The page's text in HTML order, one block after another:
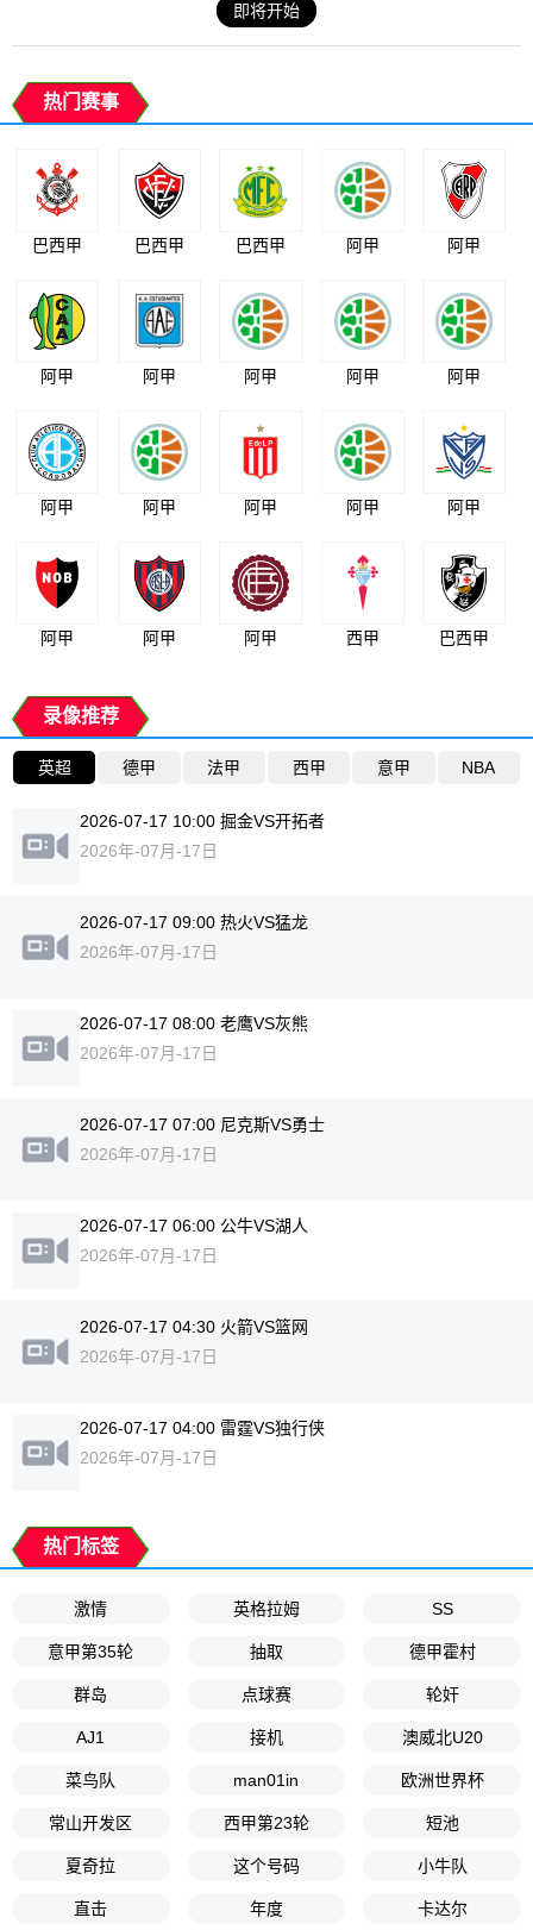
即将开始
热门赛事
巴西甲 巴西甲 巴西甲 阿甲 阿甲
阿甲 阿甲 阿甲 阿甲 阿甲
阿甲 阿甲 阿甲 阿甲 阿甲
阿甲 阿甲 阿甲 西甲 巴西甲
录像推荐
英超 德甲 法甲 西甲 意甲 NBA
2026-07-17 10:00 掘金VS开拓者
2026年-07月-17日
2026-07-17 09:00 热火VS猛龙
2026年-07月-17日
2026-07-17 08:00 老鹰VS灰熊
2026年-07月-17日
2026-07-17 07:00 尼克斯VS勇士
2026年-07月-17日
2026-07-17 06:00 公牛VS湖人
2026年-07月-17日
2026-07-17 04:30 火箭VS篮网
2026年-07月-17日
2026-07-17 04:00 雷霆VS独行侠
2026年-07月-17日
热门标签
激情 英格拉姆 SS
意甲第35轮 抽取 德甲霍村
群岛 点球赛 轮奸
AJ1 接机 澳威北U20
菜鸟队 man01in 欧洲世界杯
常山开发区 西甲第23轮 短池
夏奇拉 这个号码 小牛队
直击 年度 卡达尔